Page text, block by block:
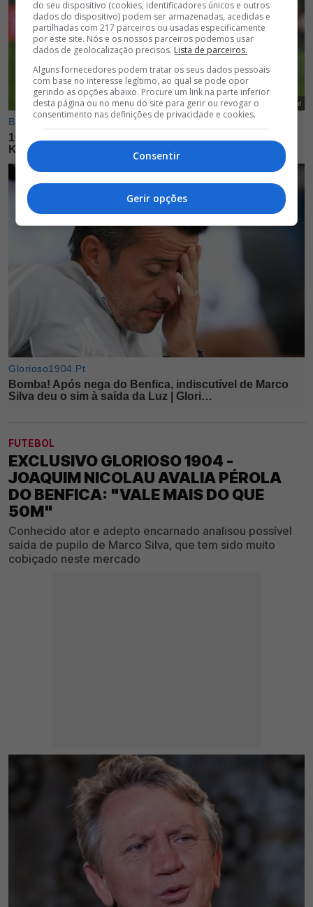
FUTEBOL
EXCLUSIVO GLORIOSO 1904 -
JOAQUIM NICOLAU AVALIA PÉROLA
DO BENFICA: "VALE MAIS DO QUE
50M"
Conhecido ator e adepto encarnado analisou possível
saída de pupilo de Marco Silva, que tem sido muito
cobiçado neste mercado
do seu dispositivo (cookies, identificadores únicos e outros
dados do dispositivo) podem ser armazenadas, acedidas e
partilhadas com 217 parceiros ou usadas especificamente
por este site. Nós e os nossos parceiros podemos usar
dados de geolocalização precisos. Lista de parceiros.
Alguns fornecedores podem tratar os seus dados pessoais
com base no interesse legítimo, ao qual se pode opor
gerindo as opções abaixo. Procure um link na parte inferior
desta página ou no menu do site para gerir ou revogar o
consentimento nas definições de privacidade e cookies.
Consentir
Gerir opções